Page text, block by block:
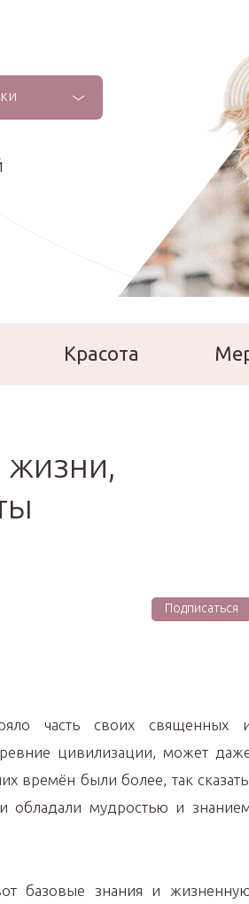
Красота
жизни,
Подписаться
часть своих священных
цивилизации, может
времён были более, так
обладали мудростью и
базовые знания и